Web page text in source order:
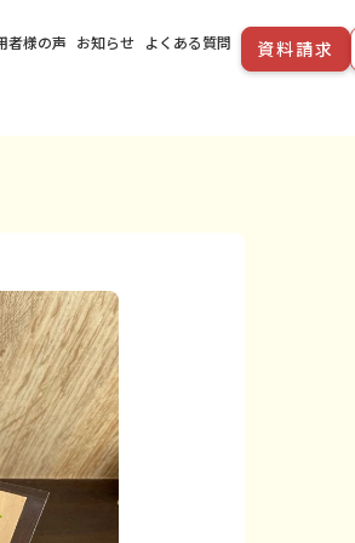
者様の声 お知らせ よくある質問 資料請求